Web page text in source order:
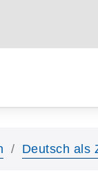
Deutsch als